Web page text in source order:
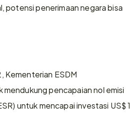
potensi penerimaan negara bisa
Kementerian ESDM
pencapaian nol emisi
untuk mencapai investasi US$ 1